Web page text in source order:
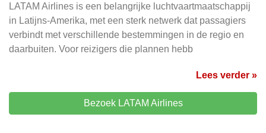
LATAM Airlines is een belangrijke luchtvaartmaatschappij
in Latijns-Amerika, met een sterk netwerk dat passagiers
verbindt met verschillende bestemmingen in de regio en
daarbuiten. Voor reizigers die plannen hebb
Lees verder »
Bezoek LATAM Airlines